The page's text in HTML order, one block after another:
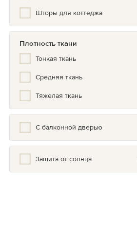
Минимализм
Натуральные цвета
Нюдовый
Однотонные с элементами
Шторы для коттеджа
Плотность ткани
Тонкая ткань
Средняя ткань
Тяжелая ткань
С балконной дверью
Защита от солнца